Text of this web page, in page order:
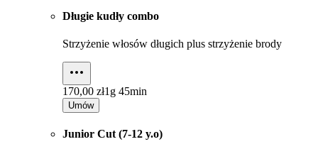
Długie kudły combo
Strzyżenie włosów długich plus strzyżenie brody
170,00 zł1g 45min
Umów
Junior Cut (7-12 y.o)